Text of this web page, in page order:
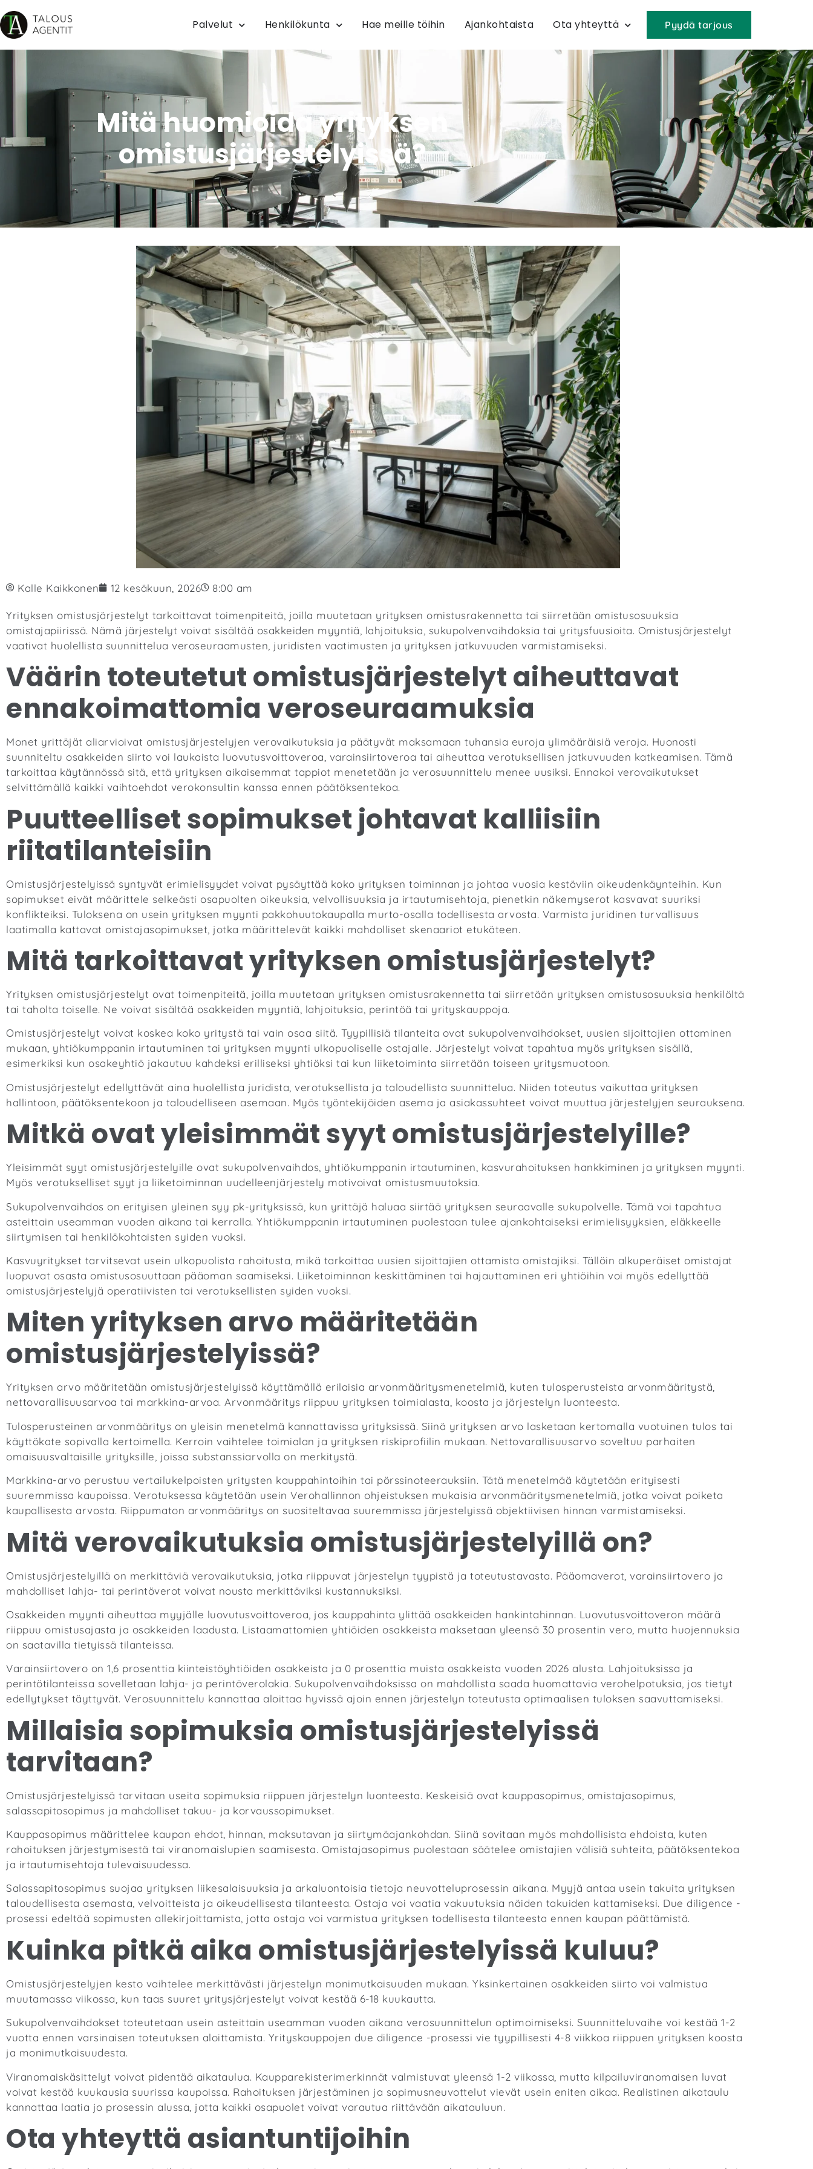
Palvelut Henkilökunta Hae meille töihin Ajankohtaista Ota yhteyttä Pyydä tarjous
Mitä huomioida yrityksen
omistusjärjestelyissä?
Kalle Kaikkonen 12 kesäkuun, 2026 8:00 am
Yrityksen omistusjärjestelyt tarkoittavat toimenpiteitä, joilla muutetaan yrityksen omistusrakennetta tai siirretään omistusosuuksia
omistajapiirissä. Nämä järjestelyt voivat sisältää osakkeiden myyntiä, lahjoituksia, sukupolvenvaihdoksia tai yritysfuusioita. Omistusjärjestelyt
vaativat huolellista suunnittelua veroseuraamusten, juridisten vaatimusten ja yrityksen jatkuvuuden varmistamiseksi.
Väärin toteutetut omistusjärjestelyt aiheuttavat
ennakoimattomia veroseuraamuksia
Monet yrittäjät aliarvioivat omistusjärjestelyjen verovaikutuksia ja päätyvät maksamaan tuhansia euroja ylimääräisiä veroja. Huonosti
suunniteltu osakkeiden siirto voi laukaista luovutusvoittoveroa, varainsiirtoveroa tai aiheuttaa verotuksellisen jatkuvuuden katkeamisen. Tämä
tarkoittaa käytännössä sitä, että yrityksen aikaisemmat tappiot menetetään ja verosuunnittelu menee uusiksi. Ennakoi verovaikutukset
selvittämällä kaikki vaihtoehdot verokonsultin kanssa ennen päätöksentekoa.
Puutteelliset sopimukset johtavat kalliisiin
riitatilanteisiin
Omistusjärjestelyissä syntyvät erimielisyydet voivat pysäyttää koko yrityksen toiminnan ja johtaa vuosia kestäviin oikeudenkäynteihin. Kun
sopimukset eivät määrittele selkeästi osapuolten oikeuksia, velvollisuuksia ja irtautumisehtoja, pienetkin näkemyserot kasvavat suuriksi
konflikteiksi. Tuloksena on usein yrityksen myynti pakkohuutokaupalla murto-osalla todellisesta arvosta. Varmista juridinen turvallisuus
laatimalla kattavat omistajasopimukset, jotka määrittelevät kaikki mahdolliset skenaariot etukäteen.
Mitä tarkoittavat yrityksen omistusjärjestelyt?
Yrityksen omistusjärjestelyt ovat toimenpiteitä, joilla muutetaan yrityksen omistusrakennetta tai siirretään yrityksen omistusosuuksia henkilöltä
tai taholta toiselle. Ne voivat sisältää osakkeiden myyntiä, lahjoituksia, perintöä tai yrityskauppoja.
Omistusjärjestelyt voivat koskea koko yritystä tai vain osaa siitä. Tyypillisiä tilanteita ovat sukupolvenvaihdokset, uusien sijoittajien ottaminen
mukaan, yhtiökumppanin irtautuminen tai yrityksen myynti ulkopuoliselle ostajalle. Järjestelyt voivat tapahtua myös yrityksen sisällä,
esimerkiksi kun osakeyhtiö jakautuu kahdeksi erilliseksi yhtiöksi tai kun liiketoiminta siirretään toiseen yritysmuotoon.
Omistusjärjestelyt edellyttävät aina huolellista juridista, verotuksellista ja taloudellista suunnittelua. Niiden toteutus vaikuttaa yrityksen
hallintoon, päätöksentekoon ja taloudelliseen asemaan. Myös työntekijöiden asema ja asiakassuhteet voivat muuttua järjestelyjen seurauksena.
Mitkä ovat yleisimmät syyt omistusjärjestelyille?
Yleisimmät syyt omistusjärjestelyille ovat sukupolvenvaihdos, yhtiökumppanin irtautuminen, kasvurahoituksen hankkiminen ja yrityksen myynti.
Myös verotukselliset syyt ja liiketoiminnan uudelleenjärjestely motivoivat omistusmuutoksia.
Sukupolvenvaihdos on erityisen yleinen syy pk-yrityksissä, kun yrittäjä haluaa siirtää yrityksen seuraavalle sukupolvelle. Tämä voi tapahtua
asteittain useamman vuoden aikana tai kerralla. Yhtiökumppanin irtautuminen puolestaan tulee ajankohtaiseksi erimielisyyksien, eläkkeelle
siirtymisen tai henkilökohtaisten syiden vuoksi.
Kasvuyritykset tarvitsevat usein ulkopuolista rahoitusta, mikä tarkoittaa uusien sijoittajien ottamista omistajiksi. Tällöin alkuperäiset omistajat
luopuvat osasta omistusosuuttaan pääoman saamiseksi. Liiketoiminnan keskittäminen tai hajauttaminen eri yhtiöihin voi myös edellyttää
omistusjärjestelyjä operatiivisten tai verotuksellisten syiden vuoksi.
Miten yrityksen arvo määritetään
omistusjärjestelyissä?
Yrityksen arvo määritetään omistusjärjestelyissä käyttämällä erilaisia arvonmääritysmenetelmiä, kuten tulosperusteista arvonmääritystä,
nettovarallisuusarvoa tai markkina-arvoa. Arvonmääritys riippuu yrityksen toimialasta, koosta ja järjestelyn luonteesta.
Tulosperusteinen arvonmääritys on yleisin menetelmä kannattavissa yrityksissä. Siinä yrityksen arvo lasketaan kertomalla vuotuinen tulos tai
käyttökate sopivalla kertoimella. Kerroin vaihtelee toimialan ja yrityksen riskiprofiilin mukaan. Nettovarallisuusarvo soveltuu parhaiten
omaisuusvaltaisille yrityksille, joissa substanssiarvolla on merkitystä.
Markkina-arvo perustuu vertailukelpoisten yritysten kauppahintoihin tai pörssinoteerauksiin. Tätä menetelmää käytetään erityisesti
suuremmissa kaupoissa. Verotuksessa käytetään usein Verohallinnon ohjeistuksen mukaisia arvonmääritysmenetelmiä, jotka voivat poiketa
kaupallisesta arvosta. Riippumaton arvonmääritys on suositeltavaa suuremmissa järjestelyissä objektiivisen hinnan varmistamiseksi.
Mitä verovaikutuksia omistusjärjestelyillä on?
Omistusjärjestelyillä on merkittäviä verovaikutuksia, jotka riippuvat järjestelyn tyypistä ja toteutustavasta. Pääomaverot, varainsiirtovero ja
mahdolliset lahja- tai perintöverot voivat nousta merkittäviksi kustannuksiksi.
Osakkeiden myynti aiheuttaa myyjälle luovutusvoittoveroa, jos kauppahinta ylittää osakkeiden hankintahinnan. Luovutusvoittoveron määrä
riippuu omistusajasta ja osakkeiden laadusta. Listaamattomien yhtiöiden osakkeista maksetaan yleensä 30 prosentin vero, mutta huojennuksia
on saatavilla tietyissä tilanteissa.
Varainsiirtovero on 1,6 prosenttia kiinteistöyhtiöiden osakkeista ja 0 prosenttia muista osakkeista vuoden 2026 alusta. Lahjoituksissa ja
perintötilanteissa sovelletaan lahja- ja perintöverolakia. Sukupolvenvaihdoksissa on mahdollista saada huomattavia verohelpotuksia, jos tietyt
edellytykset täyttyvät. Verosuunnittelu kannattaa aloittaa hyvissä ajoin ennen järjestelyn toteutusta optimaalisen tuloksen saavuttamiseksi.
Millaisia sopimuksia omistusjärjestelyissä
tarvitaan?
Omistusjärjestelyissä tarvitaan useita sopimuksia riippuen järjestelyn luonteesta. Keskeisiä ovat kauppasopimus, omistajasopimus,
salassapitosopimus ja mahdolliset takuu- ja korvaussopimukset.
Kauppasopimus määrittelee kaupan ehdot, hinnan, maksutavan ja siirtymäajankohdan. Siinä sovitaan myös mahdollisista ehdoista, kuten
rahoituksen järjestymisestä tai viranomaislupien saamisesta. Omistajasopimus puolestaan säätelee omistajien välisiä suhteita, päätöksentekoa
ja irtautumisehtoja tulevaisuudessa.
Salassapitosopimus suojaa yrityksen liikesalaisuuksia ja arkaluontoisia tietoja neuvotteluprosessin aikana. Myyjä antaa usein takuita yrityksen
taloudellisesta asemasta, velvoitteista ja oikeudellisesta tilanteesta. Ostaja voi vaatia vakuutuksia näiden takuiden kattamiseksi. Due diligence -
prosessi edeltää sopimusten allekirjoittamista, jotta ostaja voi varmistua yrityksen todellisesta tilanteesta ennen kaupan päättämistä.
Kuinka pitkä aika omistusjärjestelyissä kuluu?
Omistusjärjestelyjen kesto vaihtelee merkittävästi järjestelyn monimutkaisuuden mukaan. Yksinkertainen osakkeiden siirto voi valmistua
muutamassa viikossa, kun taas suuret yritysjärjestelyt voivat kestää 6-18 kuukautta.
Sukupolvenvaihdokset toteutetaan usein asteittain useamman vuoden aikana verosuunnittelun optimoimiseksi. Suunnitteluvaihe voi kestää 1-2
vuotta ennen varsinaisen toteutuksen aloittamista. Yrityskauppojen due diligence -prosessi vie tyypillisesti 4-8 viikkoa riippuen yrityksen koosta
ja monimutkaisuudesta.
Viranomaiskäsittelyt voivat pidentää aikataulua. Kaupparekisterimerkinnät valmistuvat yleensä 1-2 viikossa, mutta kilpailuviranomaisen luvat
voivat kestää kuukausia suurissa kaupoissa. Rahoituksen järjestäminen ja sopimusneuvottelut vievät usein eniten aikaa. Realistinen aikataulu
kannattaa laatia jo prosessin alussa, jotta kaikki osapuolet voivat varautua riittävään aikatauluun.
Ota yhteyttä asiantuntijoihin